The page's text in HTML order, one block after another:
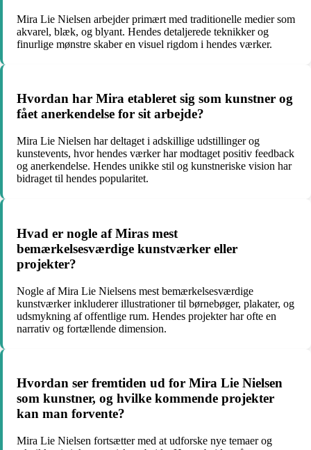
Mira Lie Nielsen arbejder primært med traditionelle medier som
akvarel, blæk, og blyant. Hendes detaljerede teknikker og
finurlige mønstre skaber en visuel rigdom i hendes værker.
Hvordan har Mira etableret sig som kunstner og
fået anerkendelse for sit arbejde?
Mira Lie Nielsen har deltaget i adskillige udstillinger og
kunstevents, hvor hendes værker har modtaget positiv feedback
og anerkendelse. Hendes unikke stil og kunstneriske vision har
bidraget til hendes popularitet.
Hvad er nogle af Miras mest
bemærkelsesværdige kunstværker eller
projekter?
Nogle af Mira Lie Nielsens mest bemærkelsesværdige
kunstværker inkluderer illustrationer til børnebøger, plakater, og
udsmykning af offentlige rum. Hendes projekter har ofte en
narrativ og fortællende dimension.
Hvordan ser fremtiden ud for Mira Lie Nielsen
som kunstner, og hvilke kommende projekter
kan man forvente?
Mira Lie Nielsen fortsætter med at udforske nye temaer og